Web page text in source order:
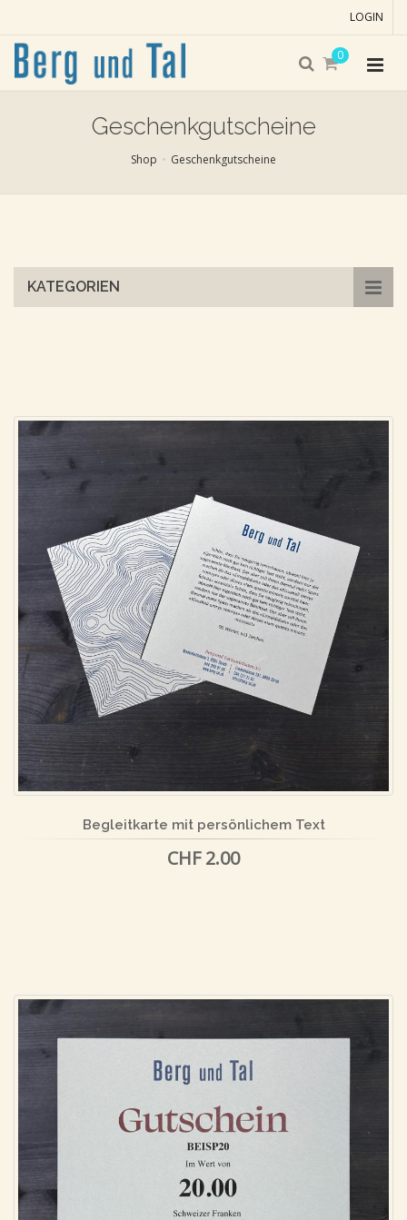
LOGIN
0
Geschenkgutscheine
Shop Geschenkgutscheine
KATEGORIEN
Begleitkarte mit persönlichem Text
CHF 2.00